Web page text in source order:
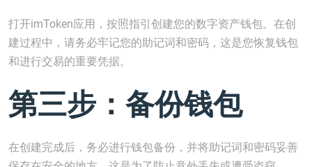
打开imToken应用，按照指引创建您的数字资产钱包。在创
建过程中，请务必牢记您的助记词和密码，这是您恢复钱包
和进行交易的重要凭据。
第三步：备份钱包
在创建完成后，务必进行钱包备份，并将助记词和密码妥善